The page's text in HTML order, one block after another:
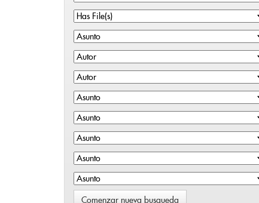
Comenzar nueva busqueda